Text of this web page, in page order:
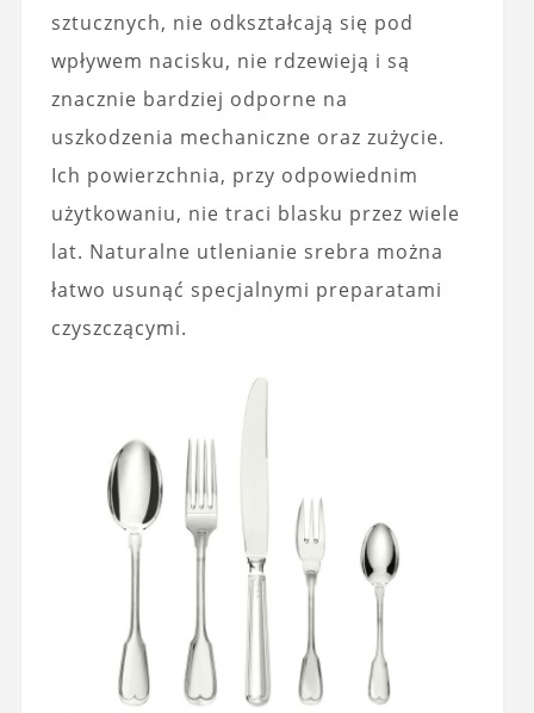
sztucznych, nie odkształcają się pod
wpływem nacisku, nie rdzewieją i są
znacznie bardziej odporne na
uszkodzenia mechaniczne oraz zużycie.
Ich powierzchnia, przy odpowiednim
użytkowaniu, nie traci blasku przez wiele
lat. Naturalne utlenianie srebra można
łatwo usunąć specjalnymi preparatami
czyszczącymi.